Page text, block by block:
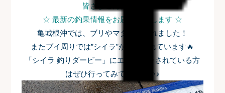
皆さまこんにちは
☆ 最新の釣果情報をお届けいたします ☆
亀城根沖では、ブリやマダイが釣れました！
またブイ周りでは”シイラ”が目撃されています🔥
「シイラ 釣りダービー」にエントリーされている方
はぜひ行ってみてください♪